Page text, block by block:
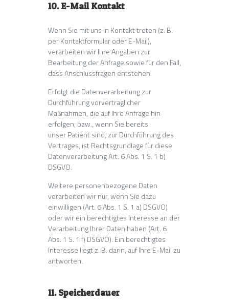
10. E-Mail Kontakt
Wenn Sie mit uns in Kontakt treten (z. B.
per Kontaktformular oder E-Mail),
verarbeiten wir Ihre Angaben zur
Bearbeitung der Anfrage sowie für den Fall,
dass Anschlussfragen entstehen.
Erfolgt die Datenverarbeitung zur
Durchführung vorvertraglicher
Maßnahmen, die auf Ihre Anfrage hin
erfolgen, bzw., wenn Sie bereits
unser Patient sind, zur Durchführung des
Vertrages, ist Rechtsgrundlage für diese
Datenverarbeitung Art. 6 Abs. 1 S. 1 b)
DSGVO.
Weitere personenbezogene Daten
verarbeiten wir nur, wenn Sie dazu
einwilligen (Art. 6 Abs. 1 S. 1 a) DSGVO)
oder wir ein berechtigtes Interesse an der
Verarbeitung Ihrer Daten haben (Art. 6
Abs. 1 S. 1 f) DSGVO). Ein berechtigtes
Interesse liegt z. B. darin, auf Ihre E-Mail zu
antworten.
11. Speicherdauer